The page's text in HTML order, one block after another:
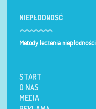
NIEPŁODNOŚĆ
Metody leczenia niepłodności
START
O NAS
MEDIA